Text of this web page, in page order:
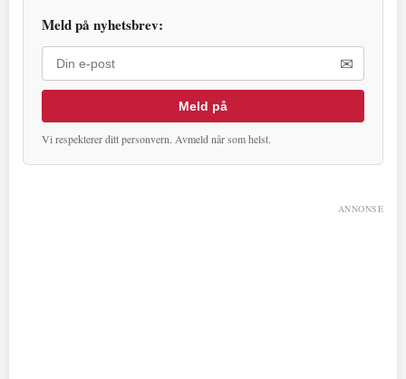
Meld på nyhetsbrev:
✉
Meld på
Vi respekterer ditt personvern. Avmeld når som helst.
ANNONSE